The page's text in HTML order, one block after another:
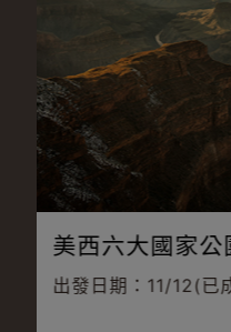
美西六大國家
出發日期：11/12(已